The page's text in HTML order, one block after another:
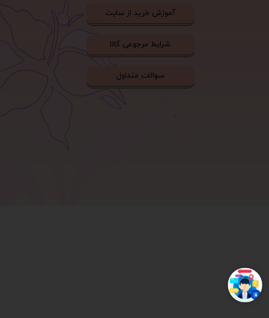
آموزش خرید از سایت
شرایط مرجوعی کالا
سوالات متداول